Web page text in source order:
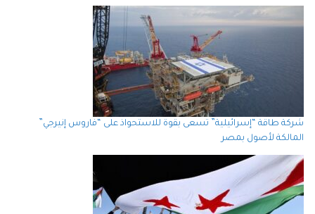
شركة طاقة “إسرائيلية” تسعى بقوة للاستحواذ على “فاروس إنيرجي”
المالكة لأصول بمصر